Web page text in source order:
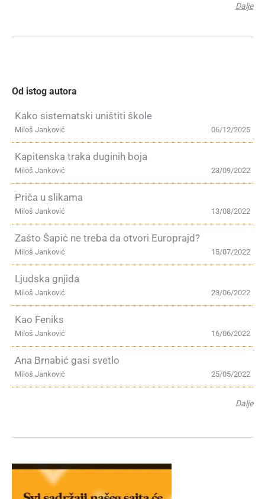
Dalje
Od istog autora
Kako sistematski uništiti škole
06/12/2025
Miloš Janković
Kapitenska traka duginih boja
23/09/2022
Miloš Janković
Priča u slikama
13/08/2022
Miloš Janković
Zašto Šapić ne treba da otvori Europrajd?
15/07/2022
Miloš Janković
Ljudska gnjida
23/06/2022
Miloš Janković
Kao Feniks
16/06/2022
Miloš Janković
Ana Brnabić gasi svetlo
25/05/2022
Miloš Janković
Dalje